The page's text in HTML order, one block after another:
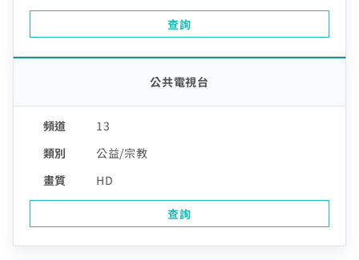
查詢
13
公共電視台
公益/宗教
HD
查詢